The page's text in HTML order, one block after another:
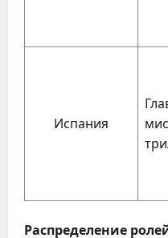
Испания
Распределение